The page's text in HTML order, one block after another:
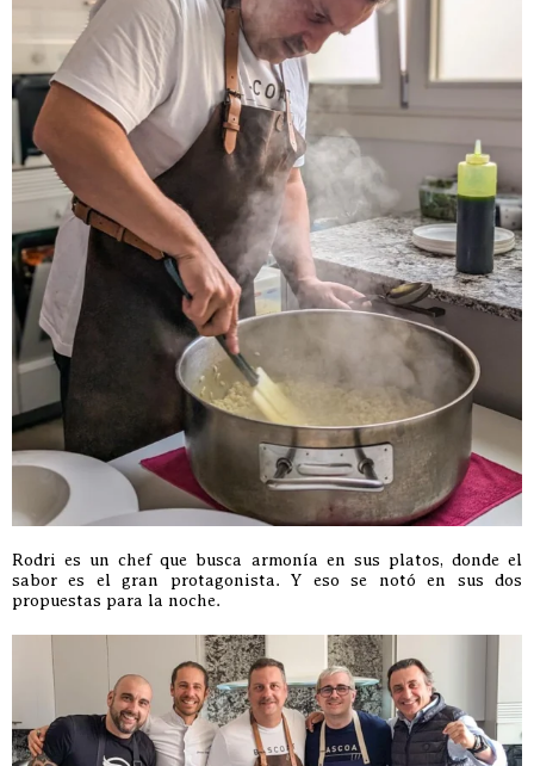
Rodri es un chef que busca armonía en sus platos, donde el
sabor es el gran protagonista. Y eso se notó en sus dos
propuestas para la noche.